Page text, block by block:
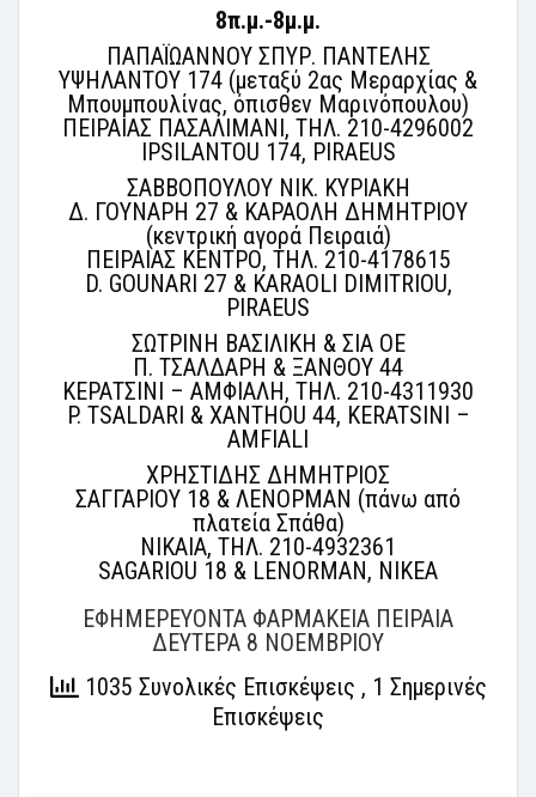
8π.μ.-8μ.μ.
ΠΑΠΑΪΩΑΝΝΟΥ ΣΠΥΡ. ΠΑΝΤΕΛΗΣ
ΥΨΗΛΑΝΤΟΥ 174 (μεταξύ 2ας Μεραρχίας &
Μπουμπουλίνας, όπισθεν Μαρινόπουλου)
ΠΕΙΡΑΙΑΣ ΠΑΣΑΛΙΜΑΝΙ, ΤΗΛ. 210-4296002
IPSILANTOU 174, PIRAEUS
ΣΑΒΒΟΠΟΥΛΟΥ ΝΙΚ. ΚΥΡΙΑΚΗ
Δ. ΓΟΥΝΑΡΗ 27 & ΚΑΡΑΟΛΗ ΔΗΜΗΤΡΙΟΥ
(κεντρική αγορά Πειραιά)
ΠΕΙΡΑΙΑΣ ΚΕΝΤΡΟ, ΤΗΛ. 210-4178615
D. GOUNARI 27 & KARAOLI DIMITRIOU,
PIRAEUS
ΣΩΤΡΙΝΗ ΒΑΣΙΛΙΚΗ & ΣΙΑ ΟΕ
Π. ΤΣΑΛΔΑΡΗ & ΞΑΝΘΟΥ 44
ΚΕΡΑΤΣΙΝΙ – ΑΜΦΙΑΛΗ, ΤΗΛ. 210-4311930
P. TSALDARI & XANTHOU 44, KERATSINI –
AMFIALI
ΧΡΗΣΤΙΔΗΣ ΔΗΜΗΤΡΙΟΣ
ΣΑΓΓΑΡΙΟΥ 18 & ΛΕΝΟΡΜΑΝ (πάνω από
πλατεία Σπάθα)
ΝΙΚΑΙΑ, ΤΗΛ. 210-4932361
SAGARIOU 18 & LENORMAN, NIKEA
ΕΦΗΜΕΡΕΥΟΝΤΑ ΦΑΡΜΑΚΕΙΑ ΠΕΙΡΑΙΑ
ΔΕΥΤΕΡΑ 8 ΝΟΕΜΒΡΙΟΥ
1035 Συνολικές Επισκέψεις , 1 Σημερινές
Επισκέψεις